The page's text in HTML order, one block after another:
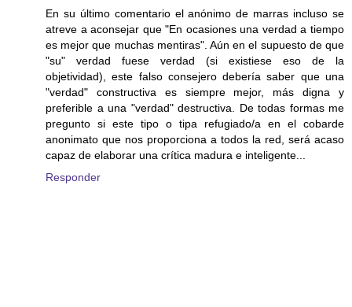
En su último comentario el anónimo de marras incluso se
atreve a aconsejar que "En ocasiones una verdad a tiempo
es mejor que muchas mentiras". Aún en el supuesto de que
"su" verdad fuese verdad (si existiese eso de la
objetividad), este falso consejero debería saber que una
"verdad" constructiva es siempre mejor, más digna y
preferible a una "verdad" destructiva. De todas formas me
pregunto si este tipo o tipa refugiado/a en el cobarde
anonimato que nos proporciona a todos la red, será acaso
capaz de elaborar una crítica madura e inteligente...
Responder